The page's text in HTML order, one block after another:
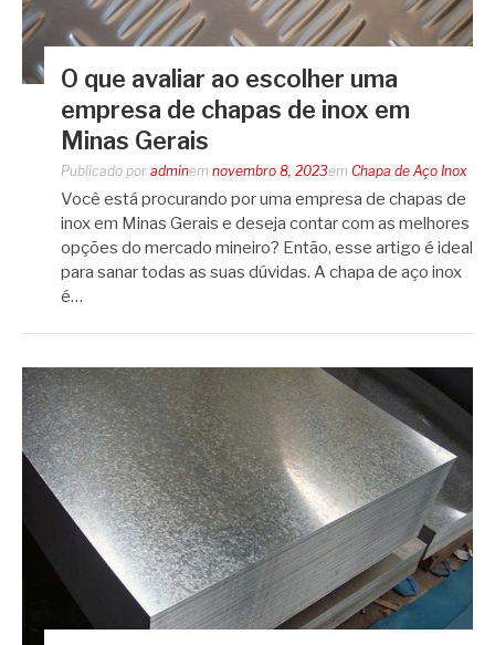
O que avaliar ao escolher uma
empresa de chapas de inox em
Minas Gerais
Publicado por adminem novembro 8, 2023em Chapa de Aço Inox
Você está procurando por uma empresa de chapas de
inox em Minas Gerais e deseja contar com as melhores
opções do mercado mineiro? Então, esse artigo é ideal
para sanar todas as suas dúvidas. A chapa de aço inox
é…